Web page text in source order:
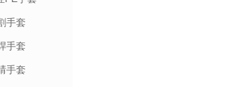
手套
手套
手套